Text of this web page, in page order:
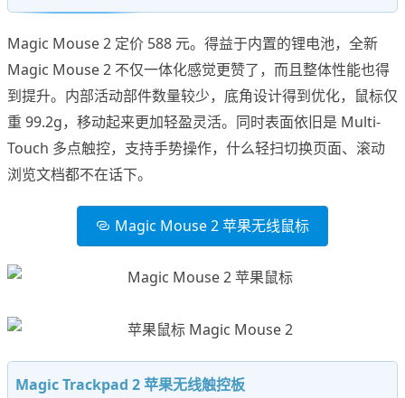
Magic Mouse 2 定价 588 元。得益于内置的锂电池，全新
Magic Mouse 2 不仅一体化感觉更赞了，而且整体性能也得
到提升。内部活动部件数量较少，底角设计得到优化，鼠标仅
重 99.2g，移动起来更加轻盈灵活。同时表面依旧是 Multi-
Touch 多点触控，支持手势操作，什么轻扫切换页面、滚动
浏览文档都不在话下。
Magic Mouse 2 苹果无线鼠标
Magic Trackpad 2 苹果无线触控板